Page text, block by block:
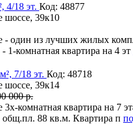
4/18 эт. Код: 48877
шоссе, 39к10
- один из лучших жилых
комнатная квартира на 4 эт
7/18 эт. Код: 48718
шоссе, 39к14
000 р.
3х-комнатная квартира на 7
88 кв.м. Квартира п